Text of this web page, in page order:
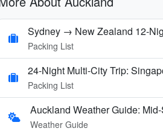
Sydney → New Zealand
Packing List
24-Night Multi-City Trip:
Packing List
Auckland Weather Guide:
Weather Guide